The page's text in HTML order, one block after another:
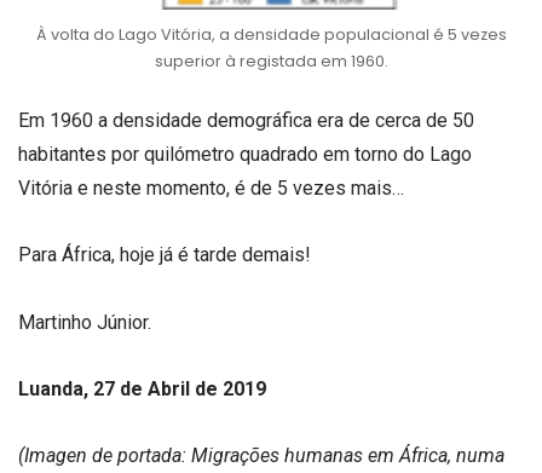
À volta do Lago Vitória, a densidade populacional é 5 vezes
superior à registada em 1960.
Em 1960 a densidade demográfica era de cerca de 50
habitantes por quilómetro quadrado em torno do Lago
Vitória e neste momento, é de 5 vezes mais…
Para África, hoje já é tarde demais!
Martinho Júnior.
Luanda, 27 de Abril de 2019
(Imagen de portada: Migrações humanas em África, numa